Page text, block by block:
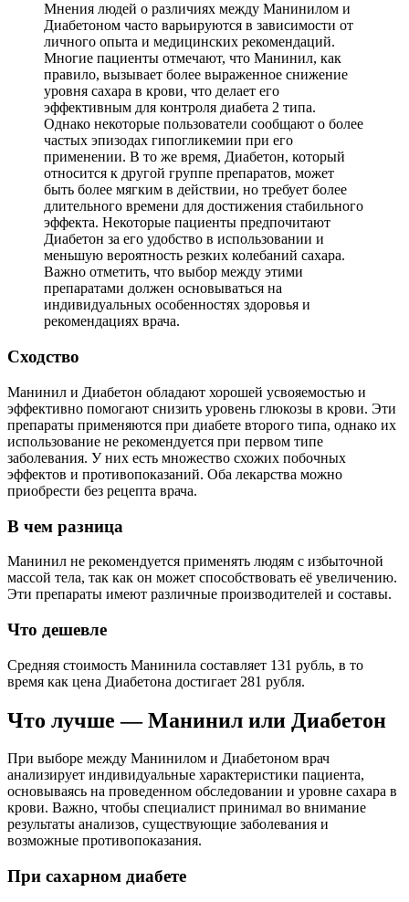
Мнения людей о различиях между Манинилом и
Диабетоном часто варьируются в зависимости от
личного опыта и медицинских рекомендаций.
Многие пациенты отмечают, что Манинил, как
правило, вызывает более выраженное снижение
уровня сахара в крови, что делает его
эффективным для контроля диабета 2 типа.
Однако некоторые пользователи сообщают о более
частых эпизодах гипогликемии при его
применении. В то же время, Диабетон, который
относится к другой группе препаратов, может
быть более мягким в действии, но требует более
длительного времени для достижения стабильного
эффекта. Некоторые пациенты предпочитают
Диабетон за его удобство в использовании и
меньшую вероятность резких колебаний сахара.
Важно отметить, что выбор между этими
препаратами должен основываться на
индивидуальных особенностях здоровья и
рекомендациях врача.
Сходство
Манинил и Диабетон обладают хорошей усвояемостью и
эффективно помогают снизить уровень глюкозы в крови. Эти
препараты применяются при диабете второго типа, однако их
использование не рекомендуется при первом типе
заболевания. У них есть множество схожих побочных
эффектов и противопоказаний. Оба лекарства можно
приобрести без рецепта врача.
В чем разница
Манинил не рекомендуется применять людям с избыточной
массой тела, так как он может способствовать её увеличению.
Эти препараты имеют различные производителей и составы.
Что дешевле
Средняя стоимость Манинила составляет 131 рубль, в то
время как цена Диабетона достигает 281 рубля.
Что лучше — Манинил или Диабетон
При выборе между Манинилом и Диабетоном врач
анализирует индивидуальные характеристики пациента,
основываясь на проведенном обследовании и уровне сахара в
крови. Важно, чтобы специалист принимал во внимание
результаты анализов, существующие заболевания и
возможные противопоказания.
При сахарном диабете